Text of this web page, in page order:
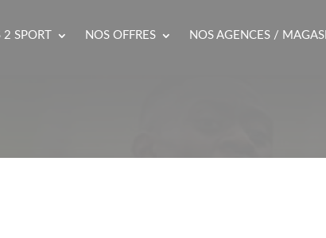
SPORT NOS OFFRES NOS AGENCES /